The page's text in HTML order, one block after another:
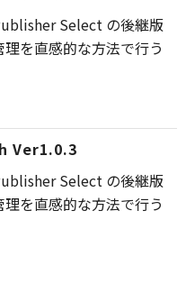
Select の後継版
を直感的な方法で行う
Ver1.0.3
Select の後継版
を直感的な方法で行う